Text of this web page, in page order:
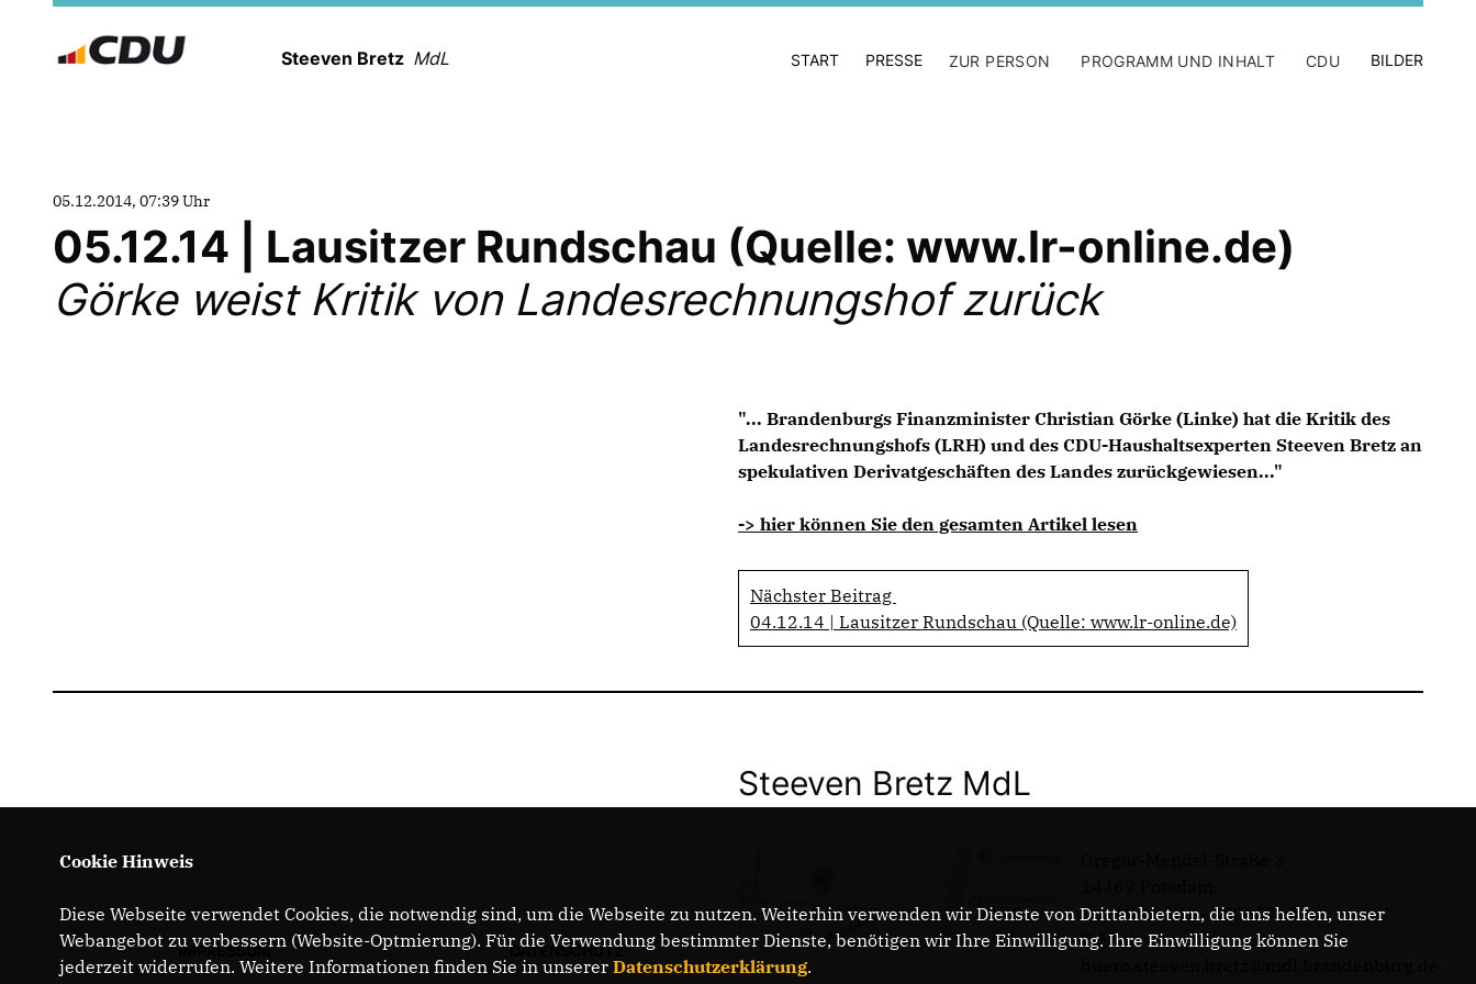
Steeven Bretz MdL START PRESSE ZUR PERSON PROGRAMM UND INHALT CDU BILDER
05.12.2014, 07:39 Uhr
05.12.14 | Lausitzer Rundschau (Quelle: www.lr-online.de)
Görke weist Kritik von Landesrechnungshof zurück
"... Brandenburgs Finanzminister Christian Görke (Linke) hat die Kritik des
Landesrechnungshofs (LRH) und des CDU-Haushaltsexperten Steeven Bretz an
spekulativen Derivatgeschäften des Landes zurückgewiesen..."
-> hier können Sie den gesamten Artikel lesen
Nächster Beitrag
04.12.14 | Lausitzer Rundschau (Quelle: www.lr-online.de)
IMPRESSUM DATENSCHUTZ
Steeven Bretz MdL
Telefon: 0331 - 20085713
E-Mail:
Cookie Hinweis
Diese Webseite verwendet Cookies, die notwendig sind, um die Webseite zu nutzen. Weiterhin verwenden wir Dienste von Drittanbietern, die uns helfen, unser
Webangebot zu verbessern (Website-Optmierung). Für die Verwendung bestimmter Dienste, benötigen wir Ihre Einwilligung. Ihre Einwilligung können Sie
jederzeit widerrufen. Weitere Informationen finden Sie in unserer Datenschutzerklärung.